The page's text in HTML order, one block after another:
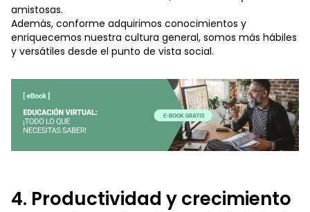
amistosas.
Además, conforme adquirimos conocimientos y
enriquecemos nuestra cultura general, somos más hábiles
y versátiles desde el punto de vista social.
4. Productividad y crecimiento